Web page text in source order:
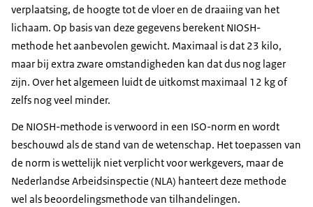
verplaatsing, de hoogte tot de vloer en de draaiing van het
lichaam. Op basis van deze gegevens berekent NIOSH-
methode het aanbevolen gewicht. Maximaal is dat 23 kilo,
maar bij extra zware omstandigheden kan dat dus nog lager
zijn. Over het algemeen luidt de uitkomst maximaal 12 kg of
zelfs nog veel minder.
De NIOSH-methode is verwoord in een ISO-norm en wordt
beschouwd als de stand van de wetenschap. Het toepassen van
de norm is wettelijk niet verplicht voor werkgevers, maar de
Nederlandse Arbeidsinspectie (NLA) hanteert deze methode
wel als beoordelingsmethode van tilhandelingen.